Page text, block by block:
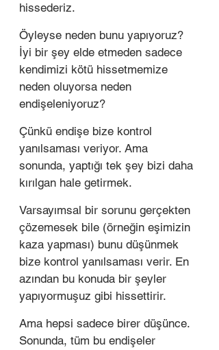
hissederiz.
Öyleyse neden bunu yapıyoruz?
İyi bir şey elde etmeden sadece
kendimizi kötü hissetmemize
neden oluyorsa neden
endişeleniyoruz?
Çünkü endişe bize kontrol
yanılsaması veriyor. Ama
sonunda, yaptığı tek şey bizi daha
kırılgan hale getirmek.
Varsayımsal bir sorunu gerçekten
çözemesek bile (örneğin eşimizin
kaza yapması) bunu düşünmek
bize kontrol yanılsaması verir. En
azından bu konuda bir şeyler
yapıyormuşuz gibi hissettirir.
Ama hepsi sadece birer düşünce.
Sonunda, tüm bu endişeler